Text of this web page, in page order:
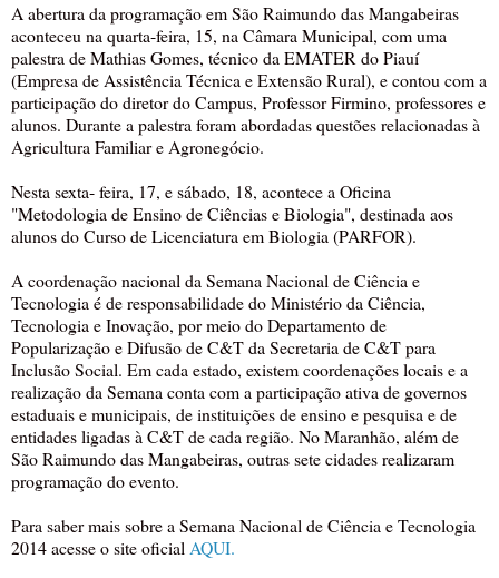
A abertura da programação em São Raimundo das Mangabeiras
aconteceu na quarta-feira, 15, na Câmara Municipal, com uma
palestra de Mathias Gomes, técnico da EMATER do Piauí
(Empresa de Assistência Técnica e Extensão Rural), e contou com a
participação do diretor do Campus, Professor Firmino, professores e
alunos. Durante a palestra foram abordadas questões relacionadas à
Agricultura Familiar e Agronegócio.
Nesta sexta- feira, 17, e sábado, 18, acontece a Oficina
"Metodologia de Ensino de Ciências e Biologia", destinada aos
alunos do Curso de Licenciatura em Biologia (PARFOR).
A coordenação nacional da Semana Nacional de Ciência e
Tecnologia é de responsabilidade do Ministério da Ciência,
Tecnologia e Inovação, por meio do Departamento de
Popularização e Difusão de C&T da Secretaria de C&T para
Inclusão Social. Em cada estado, existem coordenações locais e a
realização da Semana conta com a participação ativa de governos
estaduais e municipais, de instituições de ensino e pesquisa e de
entidades ligadas à C&T de cada região. No Maranhão, além de
São Raimundo das Mangabeiras, outras sete cidades realizaram
programação do evento.
Para saber mais sobre a Semana Nacional de Ciência e Tecnologia
2014 acesse o site oficial AQUI.